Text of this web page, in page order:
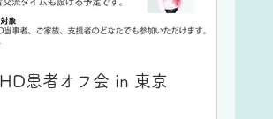
患者オフ会 in 東京